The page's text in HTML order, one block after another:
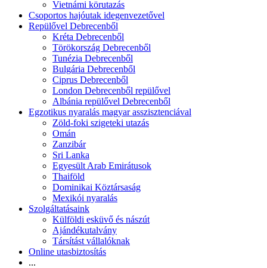
Vietnámi körutazás
Csoportos hajóutak idegenvezetővel
Repülővel Debrecenből
Kréta Debrecenből
Törökország Debrecenből
Tunézia Debrecenből
Bulgária Debrecenből
Ciprus Debrecenből
London Debrecenből repülővel
Albánia repülővel Debrecenből
Egzotikus nyaralás magyar asszisztenciával
Zöld-foki szigeteki utazás
Omán
Zanzibár
Sri Lanka
Egyesült Arab Emirátusok
Thaiföld
Dominikai Köztársaság
Mexikói nyaralás
Szolgáltatásaink
Külföldi esküvő és nászút
Ajándékutalvány
Társítást vállalóknak
Online utasbiztosítás
...